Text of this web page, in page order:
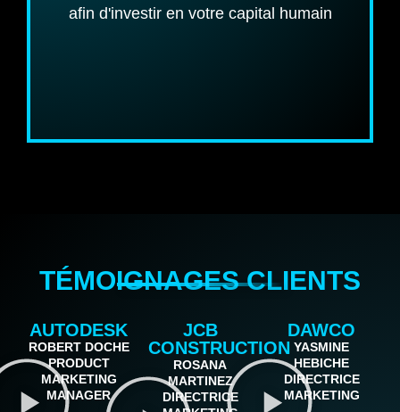
afin d'investir en votre capital humain
TÉMOIGNAGES CLIENTS
AUTODESK
ROBERT DOCHE
PRODUCT
MARKETING
MANAGER
JCB
CONSTRUCTION
ROSANA
MARTINEZ
DIRECTRICE
DAWCO
YASMINE
HEBICHE
DIRECTRICE
MARKETING